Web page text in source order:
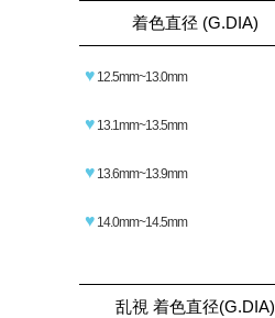
着色直径 (G.DIA)
♥ 12.5mm~13.0mm
♥ 13.1mm~13.5mm
♥ 13.6mm~13.9mm
♥ 14.0mm~14.5mm
乱視 着色直径(G.DIA)